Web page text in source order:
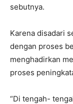
sebutnya.
Karena disadari
dengan proses
menghadirkan
proses
“Di tengah-